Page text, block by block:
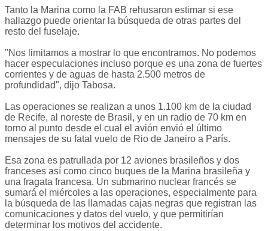
Tanto la Marina como la FAB rehusaron estimar si ese
hallazgo puede orientar la búsqueda de otras partes del
resto del fuselaje.
"Nos limitamos a mostrar lo que encontramos. No podemos
hacer especulaciones incluso porque es una zona de fuertes
corrientes y de aguas de hasta 2.500 metros de
profundidad", dijo Tabosa.
Las operaciones se realizan a unos 1.100 km de la ciudad
de Recife, al noreste de Brasil, y en un radio de 70 km en
torno al punto desde el cual el avión envió el último
mensajes de su fatal vuelo de Rio de Janeiro a París.
Esa zona es patrullada por 12 aviones brasileños y dos
franceses así como cinco buques de la Marina brasileña y
una fragata francesa. Un submarino nuclear francés se
sumará el miércoles a las operaciones, especialmente para
la búsqueda de las llamadas cajas negras que registran las
comunicaciones y datos del vuelo, y que permitirían
determinar los motivos del accidente.